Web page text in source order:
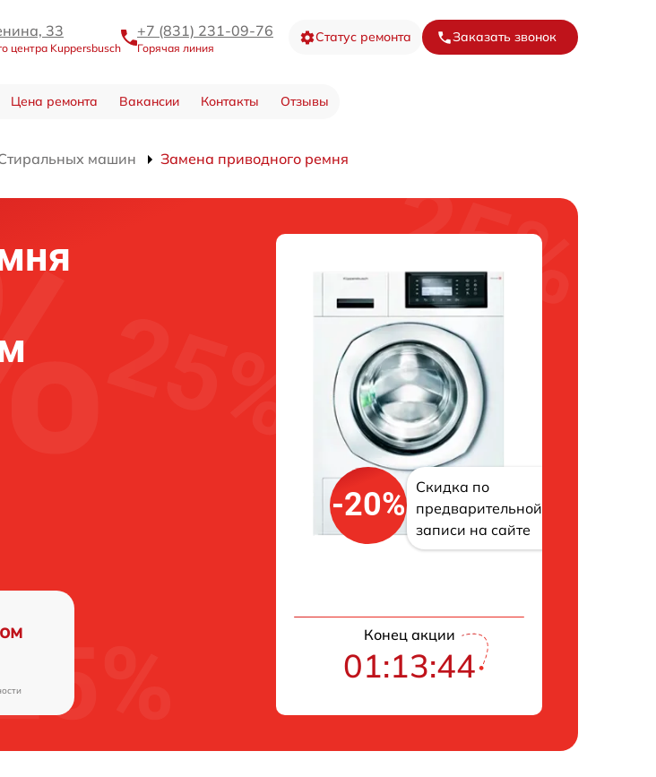
33
центра Kuppersbusch
+7 (831) 231-09-76
Горячая линия
Статус ремонта Заказать звонок
Цена ремонта Вакансии Контакты Отзывы
машин Замена приводного ремня
-20%
Скидка по
предварительной
записи на сайте
Конец акции
01:13:43